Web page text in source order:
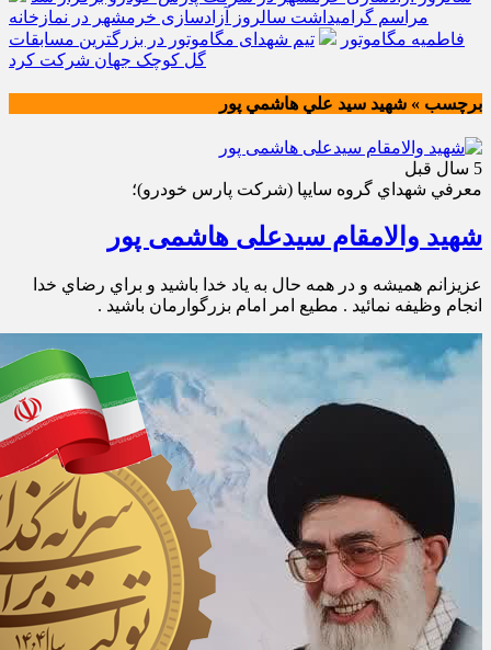
مراسم گرامیداشت سالروز آزادسازی خرمشهر در نمازخانه
فاطمیه مگاموتور
تیم شهدای مگاموتور در بزرگترین مسابقات
گل کوچک جهان شرکت کرد
برچسب » شهيد سيد علي هاشمي پور
5 سال قبل
معرفي شهداي گروه سايپا (شركت پارس خودرو)؛
شهید والامقام سیدعلی هاشمی پور
عزيزانم هميشه و در همه حال به ياد خدا باشيد و براي رضاي خدا
انجام وظيفه نمائيد . مطيع امر امام بزرگوارمان باشيد .